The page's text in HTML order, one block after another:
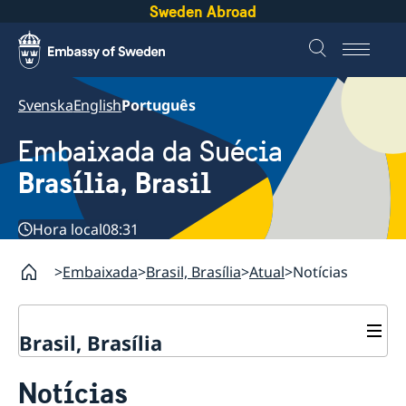
Sweden Abroad
SvenskaEnglishPortuguês
Embaixada da Suécia
Brasília, Brasil
Hora local08:31
Embaixada Brasil, Brasília Atual Notícias
Brasil, Brasília
Equipe da embaixada
Notícias